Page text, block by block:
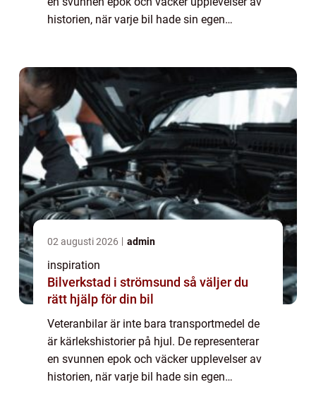
historien, när varje bil hade sin egen
02 augusti 2026 admin
inspiration
Bilverkstad i strömsund så väljer du
rätt hjälp för din bil
Veteranbilar är inte bara transportmedel de
är kärlekshistorier på hjul. De representerar
en svunnen epok och väcker upplevelser av
historien, när varje bil hade sin egen